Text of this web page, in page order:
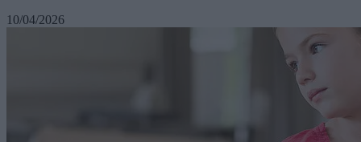
10/04/2026